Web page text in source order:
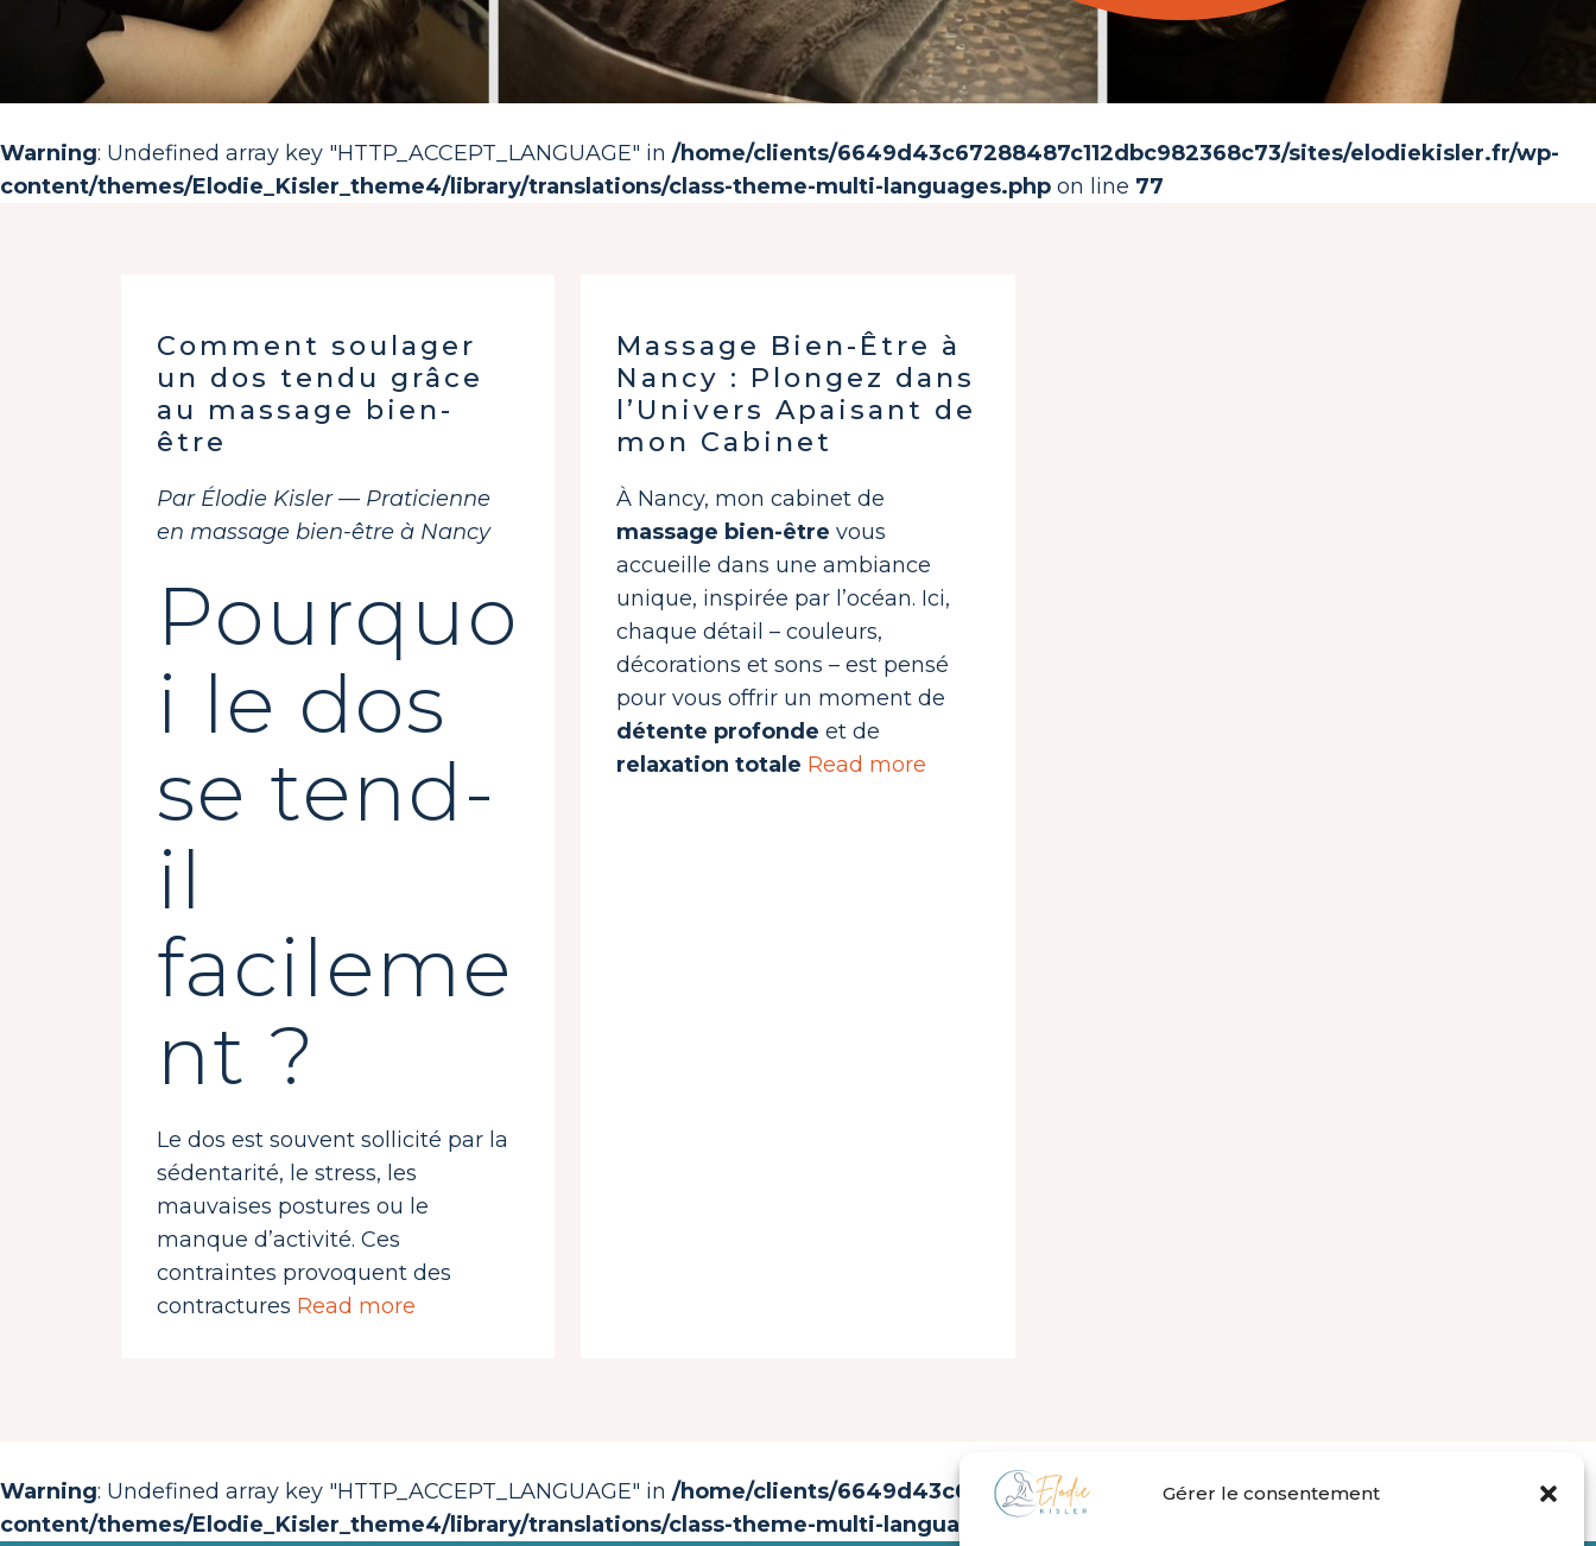
Gérer le consentement
Warning: Undefined array key "HTTP_ACCEPT_LANGUAGE" in /home/clients/6649d43c67288487c112dbc982368c73/sites/elodiekisler.fr/wp-
content/themes/Elodie_Kisler_theme4/library/translations/class-theme-multi-languages.php on line 77
Comment soulager
un dos tendu grâce
au massage bien-
être
Par Élodie Kisler — Praticienne
en massage bien-être à Nancy
Pourquo
i le dos
se tend-
il
facileme
nt ?
Le dos est souvent sollicité par la
sédentarité, le stress, les
mauvaises postures ou le
manque d’activité. Ces
contraintes provoquent des
contractures Read more
Massage Bien-Être à
Nancy : Plongez dans
l’Univers Apaisant de
mon Cabinet
À Nancy, mon cabinet de
massage bien-être vous
accueille dans une ambiance
unique, inspirée par l’océan. Ici,
chaque détail – couleurs,
décorations et sons – est pensé
pour vous offrir un moment de
détente profonde et de
relaxation totale Read more
Warning: Undefined array key "HTTP_ACCEPT_LANGUAGE" in /home/clients/6649d43c67288487c112dbc982368c73/sites/elodiekisler.fr/wp-
content/themes/Elodie_Kisler_theme4/library/translations/class-theme-multi-languages.php